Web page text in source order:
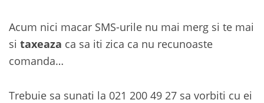
Acum nici macar SMS-urile nu mai merg si te mai
si taxeaza ca sa iti zica ca nu recunoaste
comanda…
Trebuie sa sunati la 021 200 49 27 sa vorbiti cu ei